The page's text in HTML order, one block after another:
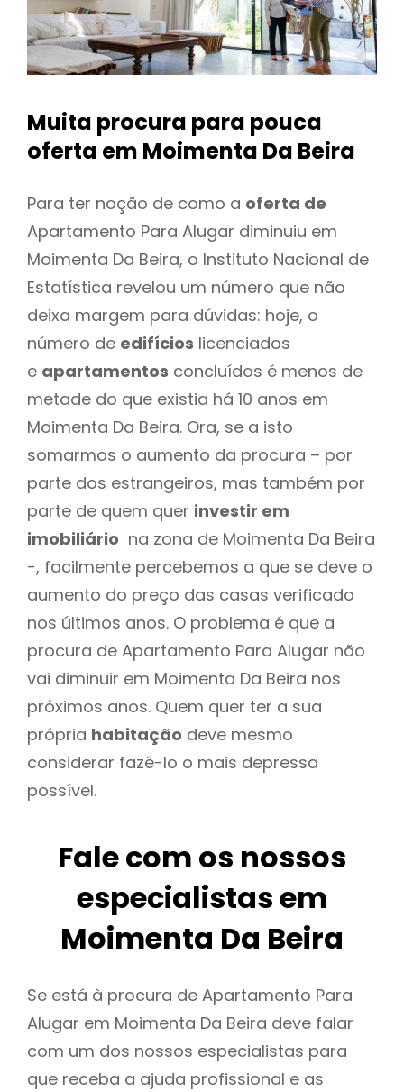
Muita procura para pouca
oferta em Moimenta Da Beira
Para ter noção de como a oferta de
Apartamento Para Alugar diminuiu em
Moimenta Da Beira, o Instituto Nacional de
Estatística revelou um número que não
deixa margem para dúvidas: hoje, o
número de edifícios licenciados
e apartamentos concluídos é menos de
metade do que existia há 10 anos em
Moimenta Da Beira. Ora, se a isto
somarmos o aumento da procura – por
parte dos estrangeiros, mas também por
parte de quem quer investir em
imobiliário na zona de Moimenta Da Beira
-, facilmente percebemos a que se deve o
aumento do preço das casas verificado
nos últimos anos. O problema é que a
procura de Apartamento Para Alugar não
vai diminuir em Moimenta Da Beira nos
próximos anos. Quem quer ter a sua
própria habitação deve mesmo
considerar fazê-lo o mais depressa
possível.
Fale com os nossos
especialistas em
Moimenta Da Beira
Se está à procura de Apartamento Para
Alugar em Moimenta Da Beira deve falar
com um dos nossos especialistas para
que receba a ajuda profissional e as